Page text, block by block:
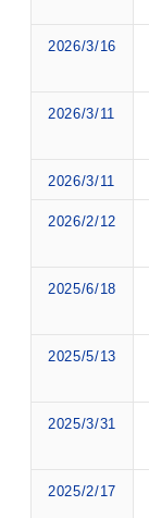
2026/3/16
2026/3/11
2026/3/11
2026/2/12
2025/6/18
2025/5/13
2025/3/31
2025/2/17